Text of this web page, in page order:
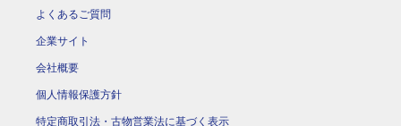
よくあるご質問
企業サイト
会社概要
個人情報保護方針
特定商取引法・古物営業法に基づく表示